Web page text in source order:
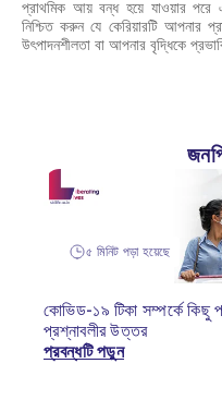
প্রাথমিক আয় বন্ধ হয়ে যাওয়ার পরে
নিশ্চিত করুন যে কেরিয়ারটি আপনার
উৎপাদনশীলতা বা আপনার বৃদ্ধিকে
৫ মিনিট পড়া হয়েছে
কোভিড-১৯ টিকা সম্পর্কে কিছু
প্রশ্নাবলীর উত্তর
প্রবন্ধটি পড়ুন